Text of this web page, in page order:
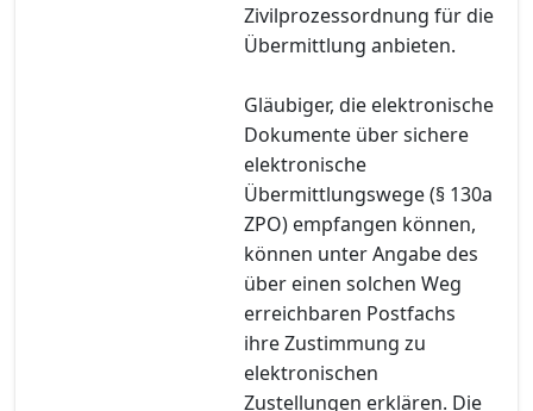
Zivilprozessordnung für die
Übermittlung anbieten.
Gläubiger, die elektronische
Dokumente über sichere
elektronische
Übermittlungswege (§ 130a
ZPO) empfangen können,
können unter Angabe des
über einen solchen Weg
erreichbaren Postfachs
ihre Zustimmung zu
elektronischen
Zustellungen erklären. Die